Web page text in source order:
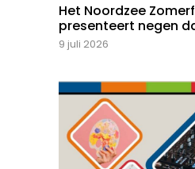
Het Noordzee
presenteert negen
9 juli 2026